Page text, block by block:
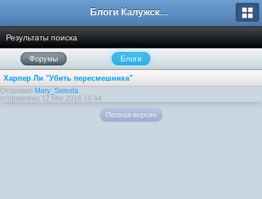
Блоги Калужского перекрестка
Результаты поиска
Форумы Блоги
Харпер Ли "Убить пересмешника"
Отправил Mary_Selesta
отправлено 12 Mar 2016 10:44
Полная версия